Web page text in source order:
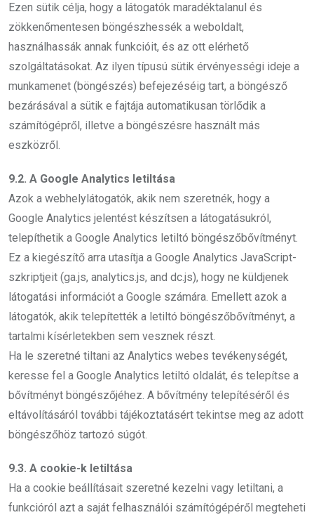
Ezen sütik célja, hogy a látogatók maradéktalanul és
zökkenőmentesen böngészhessék a weboldalt,
használhassák annak funkcióit, és az ott elérhető
szolgáltatásokat. Az ilyen típusú sütik érvényességi ideje a
munkamenet (böngészés) befejezéséig tart, a böngésző
bezárásával a sütik e fajtája automatikusan törlődik a
számítógépről, illetve a böngészésre használt más
eszközről.
9.2. A Google Analytics letiltása
Azok a webhelylátogatók, akik nem szeretnék, hogy a
Google Analytics jelentést készítsen a látogatásukról,
telepíthetik a Google Analytics letiltó böngészőbővítményt.
Ez a kiegészítő arra utasítja a Google Analytics JavaScript-
szkriptjeit (ga.js, analytics.js, and dc.js), hogy ne küldjenek
látogatási információt a Google számára. Emellett azok a
látogatók, akik telepítették a letiltó böngészőbővítményt, a
tartalmi kísérletekben sem vesznek részt.
Ha le szeretné tiltani az Analytics webes tevékenységét,
keresse fel a Google Analytics letiltó oldalát, és telepítse a
bővítményt böngészőjéhez. A bővítmény telepítéséről és
eltávolításáról további tájékoztatásért tekintse meg az adott
böngészőhöz tartozó súgót.
9.3. A cookie-k letiltása
Ha a cookie beállításait szeretné kezelni vagy letiltani, a
funkcióról azt a saját felhasználói számítógépéről megteheti